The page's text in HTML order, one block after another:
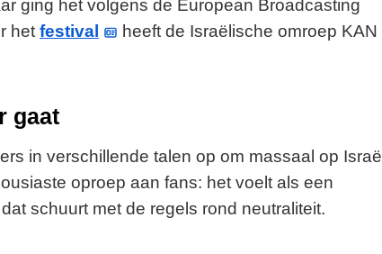
ging het volgens de European Broadcasting
het festival
heeft de Israëlische omroep KAN
gaat
in verschillende talen op om massaal op Israël
oproep aan fans: het voelt als een
schuurt met de regels rond neutraliteit.